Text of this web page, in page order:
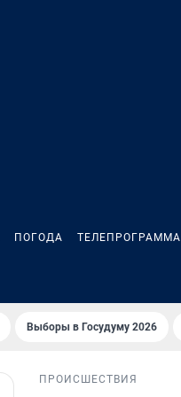
ПОГОДА ТЕЛЕПРОГРАММА
Выборы в Госудуму 2026
ПРОИСШЕСТВИЯ